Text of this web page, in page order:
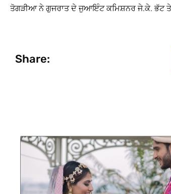
ਤੋਗੜੀਆ ਨੇ ਗੁਜਰਾਤ ਦੇ ਜੁਆਇੰਟ ਕਮਿਸ਼ਨਰ ਜੇ.ਕੇ. ਭੱਟ ਤੇ
Share: